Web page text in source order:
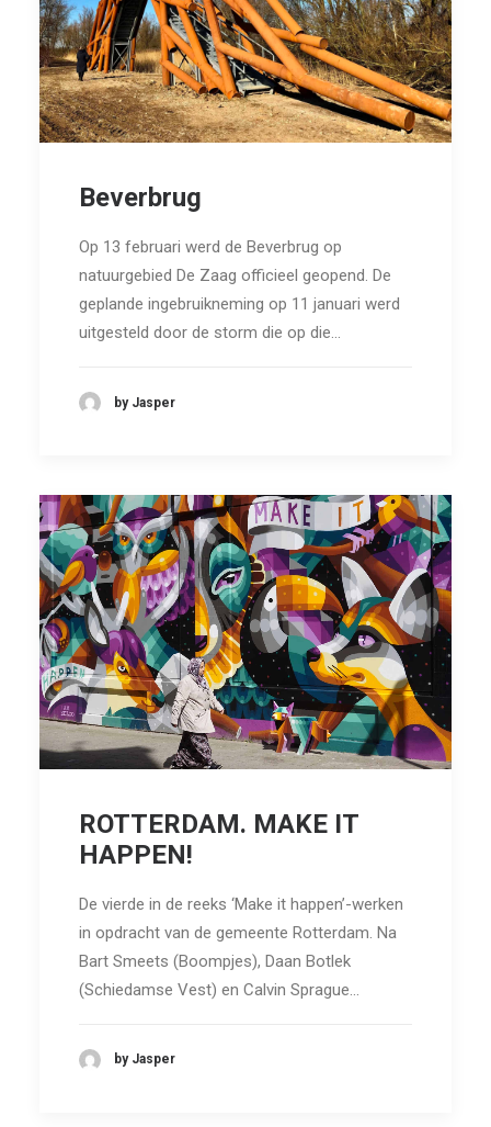
Beverbrug
Op 13 februari werd de Beverbrug op
natuurgebied De Zaag officieel geopend. De
geplande ingebruikneming op 11 januari werd
uitgesteld door de storm die op die…
by Jasper
ROTTERDAM. MAKE IT
HAPPEN!
De vierde in de reeks ‘Make it happen’-werken
in opdracht van de gemeente Rotterdam. Na
Bart Smeets (Boompjes), Daan Botlek
(Schiedamse Vest) en Calvin Sprague…
by Jasper